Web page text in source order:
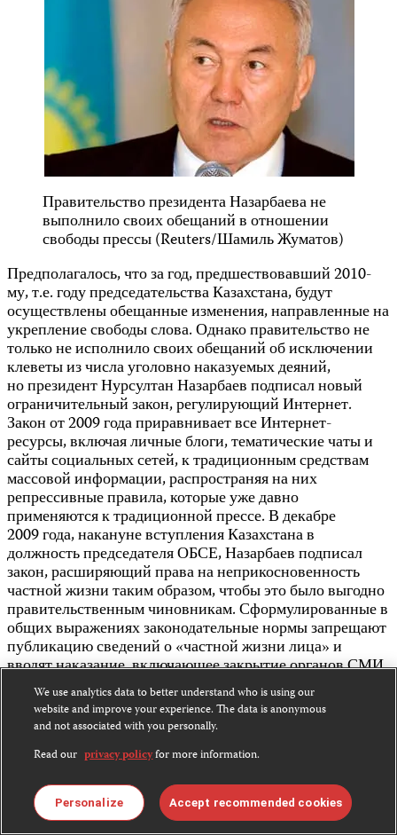
Правительство президента Назарбаева не
выполнило своих обещаний в отношении
свободы прессы (Reuters/Шамиль Жуматов)
Предполагалось, что за год, предшествовавший 2010-
му, т.е. году председательства Казахстана, будут
осуществлены обещанные изменения, направленные на
укрепление свободы слова. Однако правительство не
только не исполнило своих обещаний об исключении
клеветы из числа уголовно наказуемых деяний,
но президент Нурсултан Назарбаев подписал новый
ограничительный закон, регулирующий Интернет.
Закон от 2009 года приравнивает все Интернет-
ресурсы, включая личные блоги, тематические чаты и
сайты социальных сетей, к традиционным средствам
массовой информации, распространяя на них
репрессивные правила, которые уже давно
применяются к традиционной прессе. В декабре
2009 года, накануне вступления Казахстана в
должность председателя ОБСЕ, Назарбаев подписал
закон, расширяющий права на неприкосновенность
частной жизни таким образом, чтобы это было выгодно
правительственным чиновникам. Сформулированные в
общих выражениях законодательные нормы запрещают
публикацию сведений о «частной жизни лица» и
вводят наказание, включающее закрытие органов СМИ
и лишение журналистов свободы на срок до пяти лет.
Комитет по защите журналистов в течение недели
проводил расследование в Алматы и установил, что
нападения на прессу не прекратились и в текущем году,
Председательству Казахстана уже больше полугода, а
казахстанские власти продолжают держать в тюрьме по
We use analytics data to better understand who is using our
website and improve your experience. The data is anonymous
and not associated with you personally.
Read our privacy policyfor more information.
Personalize Accept recommended cookies